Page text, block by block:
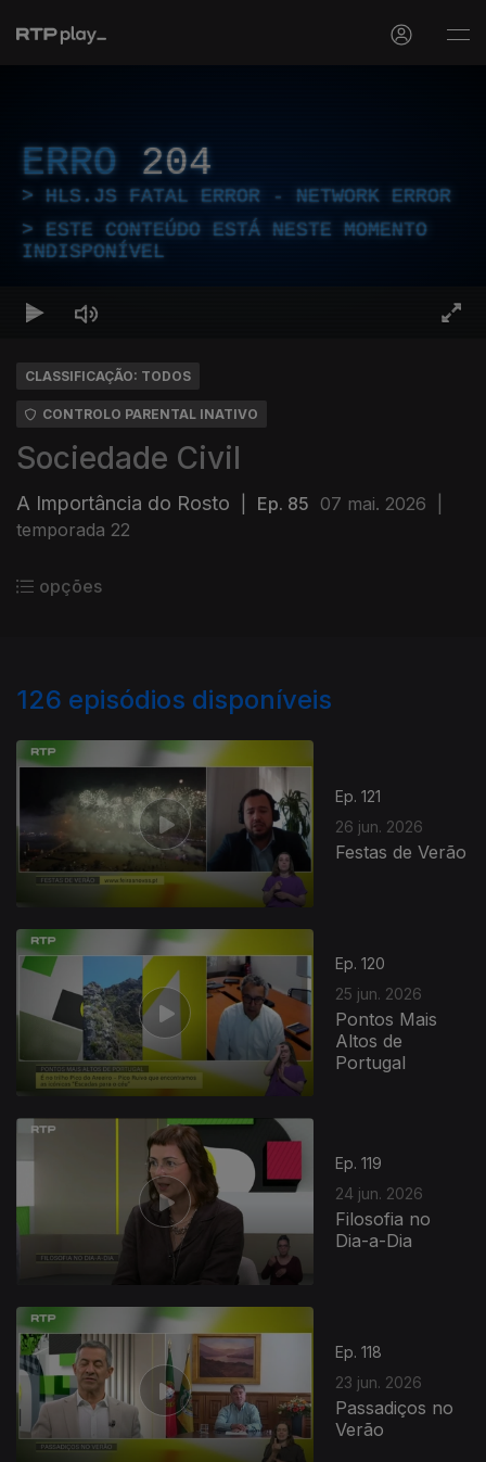
ERRO 204
HLS.JS FATAL ERROR - NETWORK ERROR
ESTE CONTEÚDO ESTÁ NESTE MOMENTO
INDISPONÍVEL
CLASSIFICAÇÃO: TODOS
CONTROLO PARENTAL INATIVO
Sociedade Civil
A Importância do Rosto Ep. 85 07 mai. 2026
temporada 22
opções
126 episódios disponíveis
Ep. 121
26 jun. 2026
Festas de Verão
Ep. 120
25 jun. 2026
Pontos Mais
Altos de
Portugal
Ep. 119
24 jun. 2026
Filosofia no
Dia-a-Dia
Ep. 118
23 jun. 2026
Passadiços no
Verão